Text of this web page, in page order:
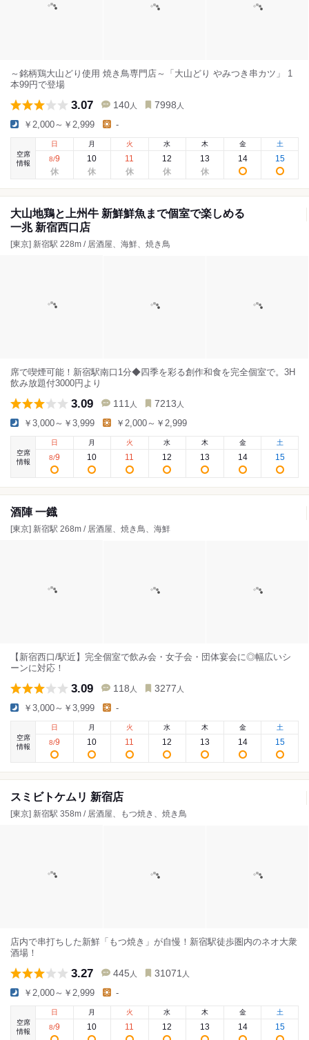
～銘柄鶏大山どり使用 焼き鳥専門店～「大山どり やみつき串カツ」 1
本99円で登場
3.07 140 人 7998 人
￥2,000～￥2,999 -
空席
情報
日
8/9
月
10
火
11
水
12
木
13
金
14
土
15
大山地鶏と上州牛 新鮮鮮魚まで個室で楽しめる
一兆 新宿西口店
[東京] 新宿駅 228m / 居酒屋、海鮮、焼き鳥
席で喫煙可能！新宿駅南口1分◆四季を彩る創作和食を完全個室で。3H
飲み放題付3000円より
3.09 111 人 7213 人
￥3,000～￥3,999 ￥2,000～￥2,999
空席
情報
日
8/9
月
10
火
11
水
12
木
13
金
14
土
15
酒陣 一鐡
[東京] 新宿駅 268m / 居酒屋、焼き鳥、海鮮
【新宿西口/駅近】完全個室で飲み会・女子会・団体宴会に◎幅広いシ
ーンに対応！
3.09 118 人 3277 人
￥3,000～￥3,999 -
空席
情報
日
8/9
月
10
火
11
水
12
木
13
金
14
土
15
スミビトケムリ 新宿店
[東京] 新宿駅 358m / 居酒屋、もつ焼き、焼き鳥
店内で串打ちした新鮮「もつ焼き」が自慢！新宿駅徒歩圏内のネオ大衆
酒場！
3.27 445 人 31071 人
￥2,000～￥2,999 -
空席
情報
日
8/9
月
10
火
11
水
12
木
13
金
14
土
15